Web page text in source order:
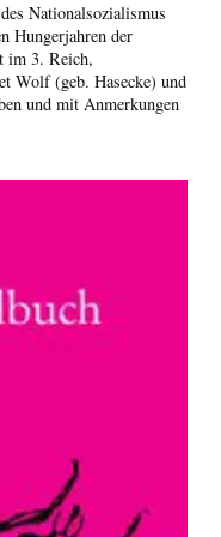
Nationalsozialismus
Hungerjahren der
im 3. Reich,
Wolf (geb. Hasecke) und
und mit Anmerkungen